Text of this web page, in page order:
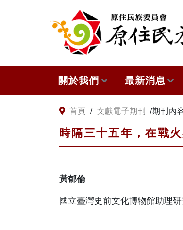
關於我們
關於原住民族文獻會
原住民族文獻會設置要點
歷次會議記錄
最新消息
網站訊息
徵稿訊息
首頁 / 文獻電子期刊 /期刊內
時隔三十五年，在戰
黃郁倫
國立臺灣史前文化博物館助理研